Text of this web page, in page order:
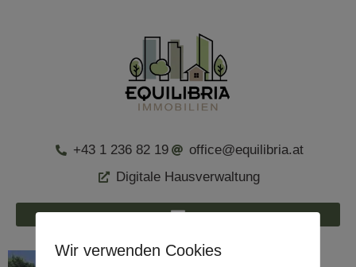
+43 1 236 82 19
office@equilibria.at
Digitale Hausverwaltung
Wir verwenden Cookies